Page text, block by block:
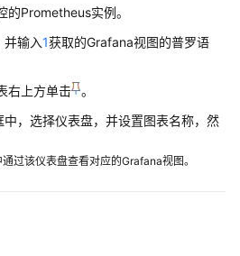
的Prometheus实例。
并输入1获取的Grafana视图的普罗语
右上方单击
。
中，选择仪表盘，并设置图表名称，然
过该仪表盘查看对应的Grafana视图。